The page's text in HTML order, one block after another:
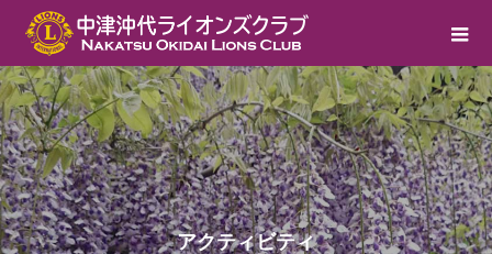
アクティビティ